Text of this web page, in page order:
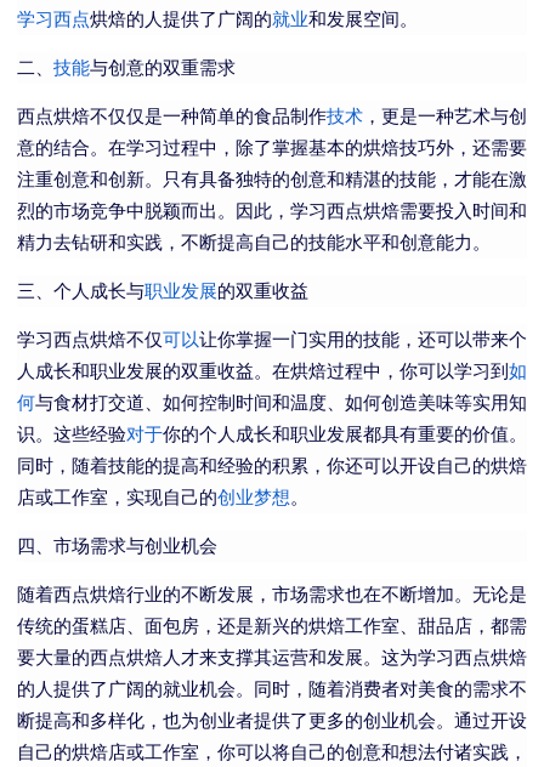
学习西点烘焙的人提供了广阔的就业和发展空间。
二、 技能与创意的双重需求
西点烘焙不仅仅是一种简单的食品制作技术 ，更是一种艺术与创
意的结合。在学习过程中，除了掌握基本的烘焙技巧外，还需要
注重创意和创新。只有具备独特的创意和精湛的技能，才能在激
烈的市场竞争中脱颖而出。因此，学习西点烘焙需要投入时间和
精力去钻研和实践，不断提高自己的技能水平和创意能力。
三、个人成长与职业发展的双重收益
学习西点烘焙不仅可以让你掌握一门实用的技能，还可以带来个
人成长和职业发展的双重收益。在烘焙过程中，你可以学习到如
何与食材打交道、如何控制时间和温度、如何创造美味等实用知
识。这些经验对于你的个人成长和职业发展都具有重要的价值。
同时，随着技能的提高和经验的积累，你还可以开设自己的烘焙
店或工作室，实现自己的创业梦想。
四、市场需求与创业机会
随着西点烘焙行业的不断发展，市场需求也在不断增加。无论是
传统的蛋糕店、面包房，还是新兴的烘焙工作室、甜品店，都需
要大量的西点烘焙人才来支撑其运营和发展。这为学习西点烘焙
的人提供了广阔的就业机会。同时，随着消费者对美食的需求不
断提高和多样化，也为创业者提供了更多的创业机会。通过开设
自己的烘焙店或工作室，你可以将自己的创意和想法付诸实践，